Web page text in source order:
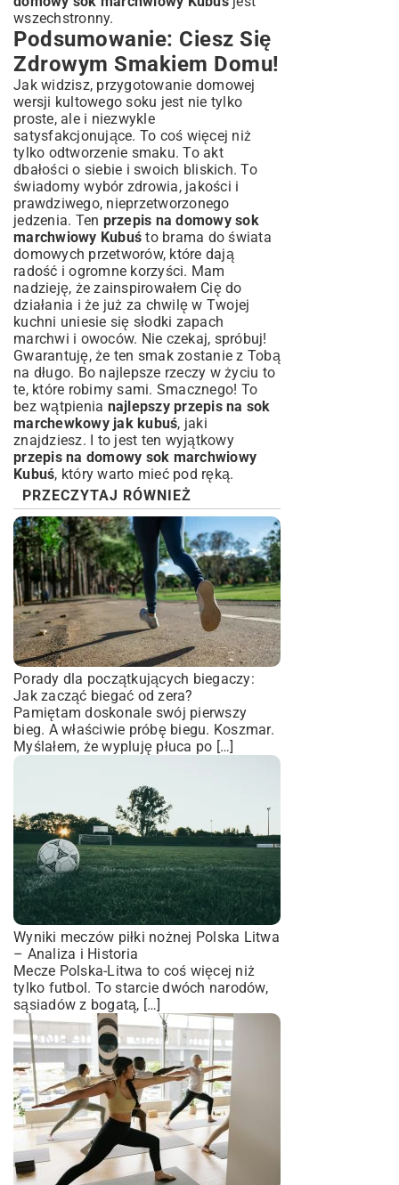
wszechstronny.
Podsumowanie: Ciesz Się
Zdrowym Smakiem Domu!
Jak widzisz, przygotowanie domowej
wersji kultowego soku jest nie tylko
proste, ale i niezwykle
satysfakcjonujące. To coś więcej niż
tylko odtworzenie smaku. To akt
dbałości o siebie i swoich bliskich. To
świadomy wybór zdrowia, jakości i
prawdziwego, nieprzetworzonego
jedzenia. Ten przepis na domowy sok
marchwiowy Kubuś to brama do świata
domowych przetworów, które dają
radość i ogromne korzyści. Mam
nadzieję, że zainspirowałem Cię do
działania i że już za chwilę w Twojej
kuchni uniesie się słodki zapach
marchwi i owoców. Nie czekaj, spróbuj!
Gwarantuję, że ten smak zostanie z Tobą
na długo. Bo najlepsze rzeczy w życiu to
te, które robimy sami. Smacznego! To
bez wątpienia najlepszy przepis na sok
marchewkowy jak kubuś, jaki
znajdziesz. I to jest ten wyjątkowy
przepis na domowy sok marchwiowy
Kubuś, który warto mieć pod ręką.
PRZECZYTAJ RÓWNIEŻ
Porady dla początkujących biegaczy:
Jak zacząć biegać od zera?
Pamiętam doskonale swój pierwszy
bieg. A właściwie próbę biegu. Koszmar.
Myślałem, że wypluję płuca po […]
Wyniki meczów piłki nożnej Polska Litwa
– Analiza i Historia
Mecze Polska-Litwa to coś więcej niż
tylko futbol. To starcie dwóch narodów,
sąsiadów z bogatą, […]